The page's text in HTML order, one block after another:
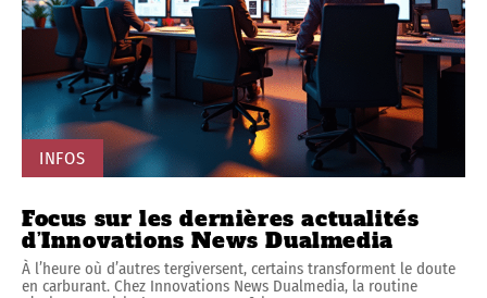
INFOS
Focus sur les dernières actualités
d’Innovations News Dualmedia
À l’heure où d’autres tergiversent, certains transforment le doute
en carburant. Chez Innovations News Dualmedia, la routine